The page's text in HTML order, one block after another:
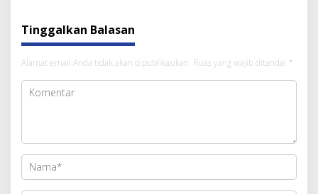
Tinggalkan Balasan
Alamat email Anda tidak akan dipublikasikan. Ruas yang wajib ditandai *